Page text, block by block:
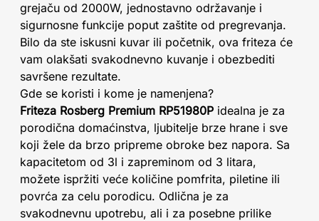
grejaču od 2000W, jednostavno održavanje i
sigurnosne funkcije poput zaštite od pregrevanja.
Bilo da ste iskusni kuvar ili početnik, ova friteza će
vam olakšati svakodnevno kuvanje i obezbediti
savršene rezultate.
Gde se koristi i kome je namenjena?
Friteza Rosberg Premium RP51980P idealna je za
porodična domaćinstva, ljubitelje brze hrane i sve
koji žele da brzo pripreme obroke bez napora. Sa
kapacitetom od 3l i zapreminom od 3 litara,
možete ispržiti veće količine pomfrita, piletine ili
povrća za celu porodicu. Odlična je za
svakodnevnu upotrebu, ali i za posebne prilike